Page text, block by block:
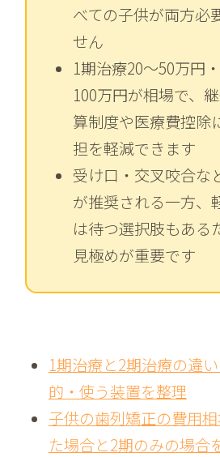
べての子供が両方必
せん
1期治療20〜50万円
100万円が相場で、
算制度や医療費控除
担を軽減できます
受け口・交叉咬合な
が推奨される一方、
は待つ選択肢もある
見極めが重要です
1期治療と2期治療の違
的・使う装置を整理
子供の歯列矯正の費用
た場合と2期のみの場合